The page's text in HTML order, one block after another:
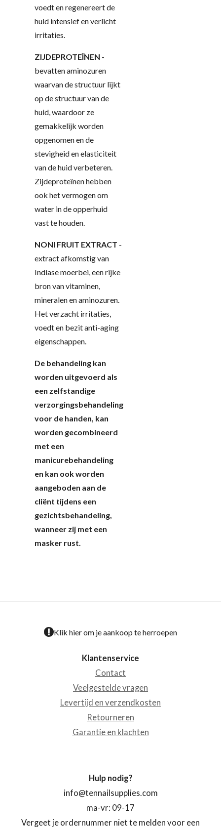
voedt en regenereert de
huid intensief en verlicht
irritaties.
ZIJDEPROTEÏNEN -
bevatten aminozuren
waarvan de structuur lijkt
op de structuur van de
huid, waardoor ze
gemakkelijk worden
opgenomen en de
stevigheid en elasticiteit
van de huid verbeteren.
Zijdeproteïnen hebben
ook het vermogen om
water in de opperhuid
vast te houden.
NONI FRUIT EXTRACT -
extract afkomstig van
Indiase moerbei, een rijke
bron van vitaminen,
mineralen en aminozuren.
Het verzacht irritaties,
voedt en bezit anti-aging
eigenschappen.
De behandeling kan
worden uitgevoerd als
een zelfstandige
verzorgingsbehandeling
voor de handen, kan
worden gecombineerd
met een
manicurebehandeling
en kan ook worden
aangeboden aan de
cliënt tijdens een
gezichtsbehandeling,
wanneer zij met een
masker rust.
Klik hier om je aankoop te herroepen
Klantenservice
Contact
Veelgestelde vragen
Levertijd en verzendkosten
Retourneren
Garantie en klachten
Hulp nodig?
info@tennailsupplies.com
ma-vr: 09-17
Vergeet je ordernummer niet te melden voor een